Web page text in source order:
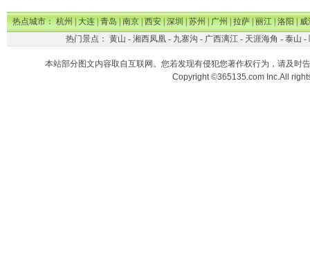
热点城市：杭州|大连|青岛|南京|西安|深圳|苏州|广州|拉萨|丽江|洛阳|威
热门景点： 黄山 - 湘西凤凰- 九寨沟 - 广西漓江- 天涯海角 - 泰山 -
本站部分图文内容取自互联网。您若发现有侵犯您著作权行为，请及时
Copyright ©365135.com Inc.All